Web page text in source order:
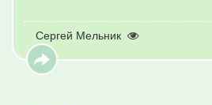
Сергей Мельник